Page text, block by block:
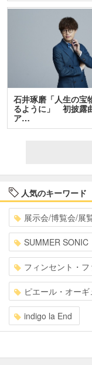
石井琢磨「人生の宝
るように」 初披露
ア…
人気のキーワード
展示会/博覧会/展
SUMMER SONIC
フィンセント・
ピエール・オー
indigo la End